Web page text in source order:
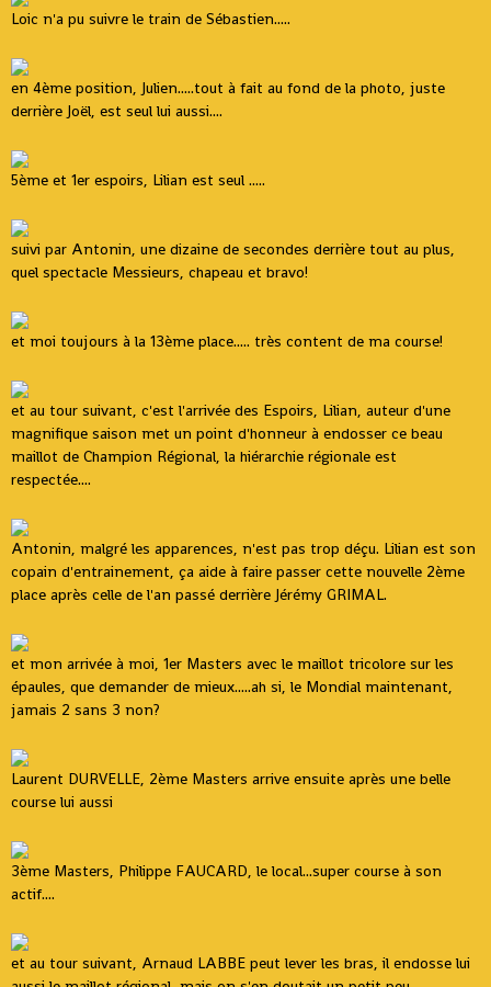
Loic n'a pu suivre le train de Sébastien.....
en 4ème position, Julien.....tout à fait au fond de la photo, juste
derrière Joël, est seul lui aussi....
5ème et 1er espoirs, Lilian est seul .....
suivi par Antonin, une dizaine de secondes derrière tout au plus,
quel spectacle Messieurs, chapeau et bravo!
et moi toujours à la 13ème place..... très content de ma course!
et au tour suivant, c'est l'arrivée des Espoirs, Lilian, auteur d'une
magnifique saison met un point d'honneur à endosser ce beau
maillot de Champion Régional, la hiérarchie régionale est
respectée....
Antonin, malgré les apparences, n'est pas trop déçu. Lilian est son
copain d'entrainement, ça aide à faire passer cette nouvelle 2ème
place après celle de l'an passé derrière Jérémy GRIMAL.
et mon arrivée à moi, 1er Masters avec le maillot tricolore sur les
épaules, que demander de mieux.....ah si, le Mondial maintenant,
jamais 2 sans 3 non?
Laurent DURVELLE, 2ème Masters arrive ensuite après une belle
course lui aussi
3ème Masters, Philippe FAUCARD, le local...super course à son
actif....
et au tour suivant, Arnaud LABBE peut lever les bras, il endosse lui